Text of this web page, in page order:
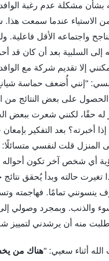
مشكلة عدم رغبة
عندما سمعت هذا.
واجتماعه الأقل
إلى السلبية بعد أن كان قد
إلا تقديم شركة مع
"إنني أُضعف حماسة
على بعض النتائج من
له حقًا، لكنني شعرت ببعض
أخبرته؟ بعد التفكير
إلى المنزل قلت لنفسي
أي شخص آخر تكون أحواله
تغيرت حالته وبدأ يُحقق
ينسونني تمامًا. فهاجمته
والذنب. وبمجرد وصولي
وطلبت منه أن يرشدني لتمييز
أثناء سعيي: "هناك من